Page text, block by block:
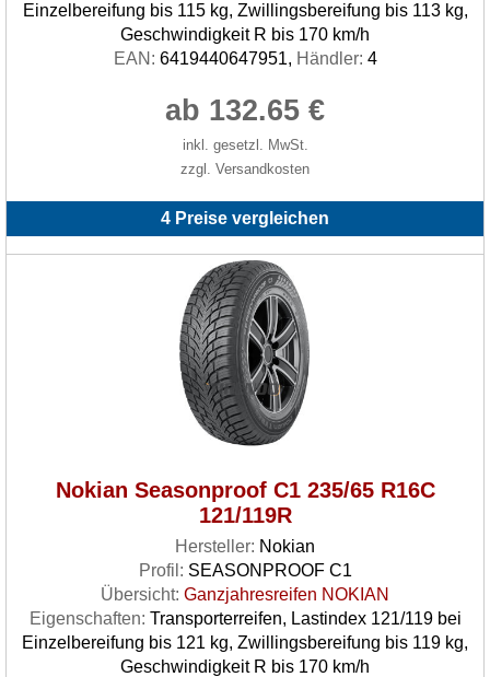
Einzelbereifung bis 115 kg, Zwillingsbereifung bis 113 kg,
Geschwindigkeit R bis 170 km/h
EAN: 6419440647951, Händler: 4
ab 132.65 €
inkl. gesetzl. MwSt.
zzgl. Versandkosten
4 Preise vergleichen
Nokian Seasonproof C1 235/65 R16C
121/119R
Hersteller: Nokian
Profil: SEASONPROOF C1
Übersicht: Ganzjahresreifen NOKIAN
Eigenschaften: Transporterreifen, Lastindex 121/119 bei
Einzelbereifung bis 121 kg, Zwillingsbereifung bis 119 kg,
Geschwindigkeit R bis 170 km/h